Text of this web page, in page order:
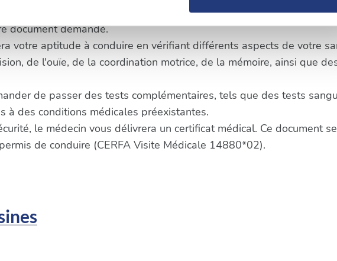
le contenu et les annonces, d'offrir des fonctionnalités relatives aux
partageons également des informations sur l'utilisation de notre site avec nos
et d'analyse, qui peuvent combiner celles-ci avec d'autres informations
avant votre visite. Cela peut inclure une convocation officielle,
document demandé.
votre aptitude à conduire en vérifiant différents aspects de votre
de l'ouïe, de la coordination motrice, de la mémoire, ainsi que
de passer des tests complémentaires, tels que des tests
à des conditions médicales préexistantes.
le médecin vous délivrera un certificat médical. Ce document
de conduire (CERFA Visite Médicale 14880*02).